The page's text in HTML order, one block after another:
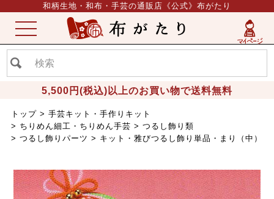
和柄生地・和布・手芸の通販店《公式》布がたり
5,500円(税込)以上のお買い物で送料無料
ME
NU
トップ
手芸キット・手作りキット
ちりめん細工・ちりめん手芸
つるし飾り類
つるし飾りパーツ
キット・雅びつるし飾り単品・まり（中）